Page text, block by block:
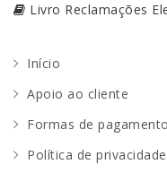
Livro Reclamações
Início
Apoio ao cliente
Formas de pagamento
Política de privacidade